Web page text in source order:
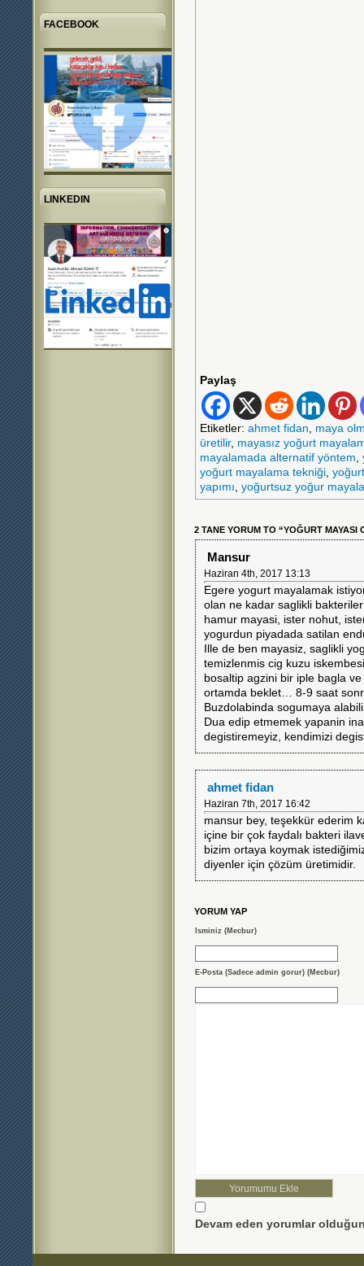
FACEBOOK
LINKEDIN
Paylaş
Etiketler: ahmet fidan, maya
üretilir, mayasız yoğurt
mayalamada alternatif yöntem,
yoğurt mayalama tekniği,
yapımı, yoğurtsuz yoğur
2 TANE YORUM TO “YOĞURT
Mansur
Haziran 4th, 2017 13:13
Egere yogurt mayalamak
olan ne kadar saglikli
hamur mayasi, ister nohut,
yogurdun piyadada satilan
Ille de ben mayasiz, saglikli
temizlenmis cig kuzu
bosaltip agzini bir iple bagla
ortamda beklet… 8-9 saat
Buzdolabinda sogumaya
Dua edip etmemek yapanin
degistiremeyiz, kendimizi
ahmet fidan
Haziran 7th, 2017 16:42
mansur bey, teşekkür ederim
içine bir çok faydalı bakteri
bizim ortaya koymak
diyenler için çözüm üretimidir.
YORUM YAP
Isminiz (Mecbur)
E-Posta (Sadece admin gorur) (Mecbur)
Devam eden yorumlar